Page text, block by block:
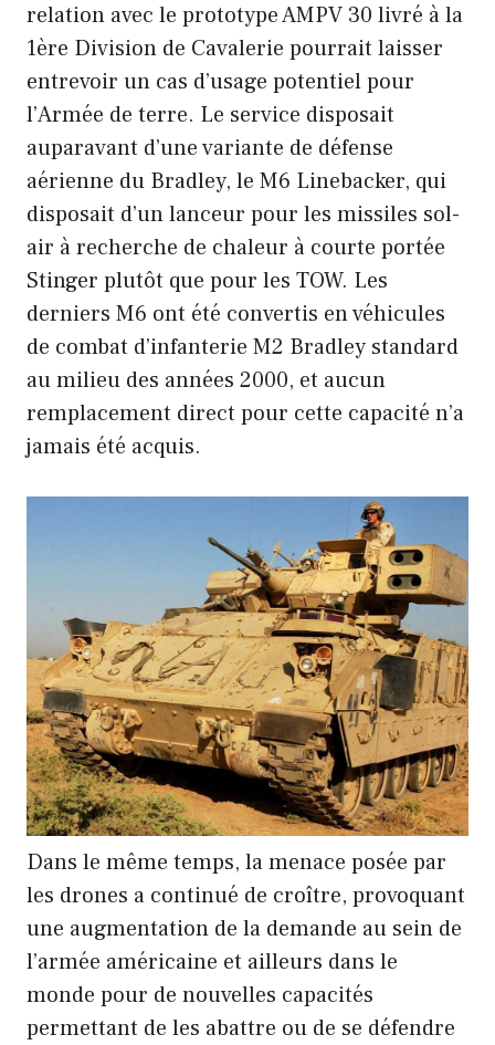
relation avec le prototype AMPV 30 livré à la
1ère Division de Cavalerie pourrait laisser
entrevoir un cas d’usage potentiel pour
l’Armée de terre. Le service disposait
auparavant d’une variante de défense
aérienne du Bradley, le M6 Linebacker, qui
disposait d’un lanceur pour les missiles sol-
air à recherche de chaleur à courte portée
Stinger plutôt que pour les TOW. Les
derniers M6 ont été convertis en véhicules
de combat d’infanterie M2 Bradley standard
au milieu des années 2000, et aucun
remplacement direct pour cette capacité n’a
jamais été acquis.
Dans le même temps, la menace posée par
les drones a continué de croître, provoquant
une augmentation de la demande au sein de
l’armée américaine et ailleurs dans le
monde pour de nouvelles capacités
permettant de les abattre ou de se défendre